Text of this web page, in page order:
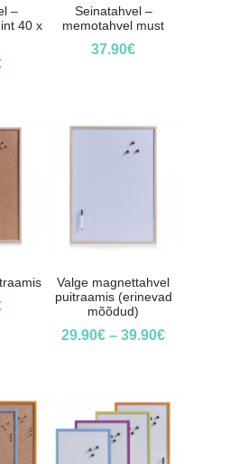
–
40 x
Seinatahvel –
memotahvel must
37.90€
Valge magnettahvel
puitraamis (erinevad
mõõdud)
29.90€ –39.90€